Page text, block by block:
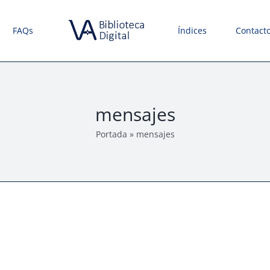
FAQs Índices
mensajes
Portada » mensajes